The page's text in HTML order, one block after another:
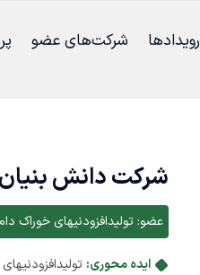
رویدادها شرکت‌های عضو
شرکت دانش
عضو: تولیدافزودنیهای خوراک
ایده محوری: